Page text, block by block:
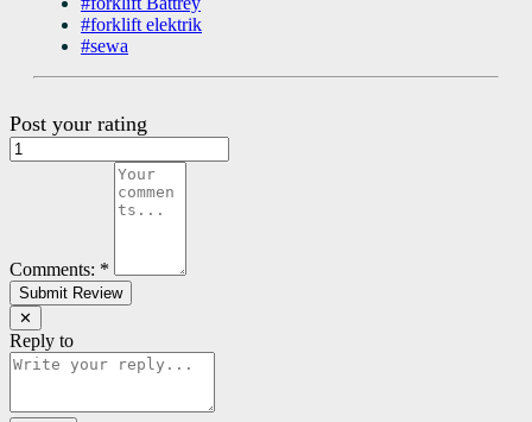
#forklift elektrik
#sewa
Post your rating
Comments: *
✕
Reply to